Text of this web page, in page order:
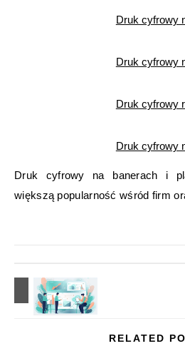
Druk cyfrowy
Druk cyfrowy
Druk cyfrowy
Druk cyfrowy
Druk cyfrowy na banerach i
większą popularność wśród firm
RELATED